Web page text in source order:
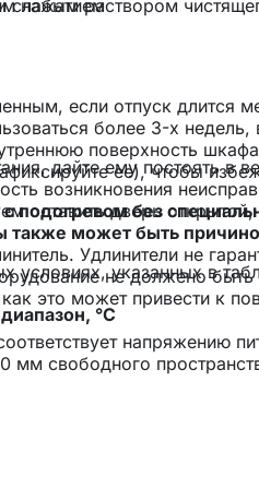
нажатием
подогревом без
может быть
условиях, указанных в
°C
раствором
если отпуск длится
более 3-х
поверхность
ее), чтобы
дайте ему постоять в
возникновения
оставить дверь
Удлинители не
не должено
это может привести к
напряжению
мм свободного
для обслуживания и
прибора не было